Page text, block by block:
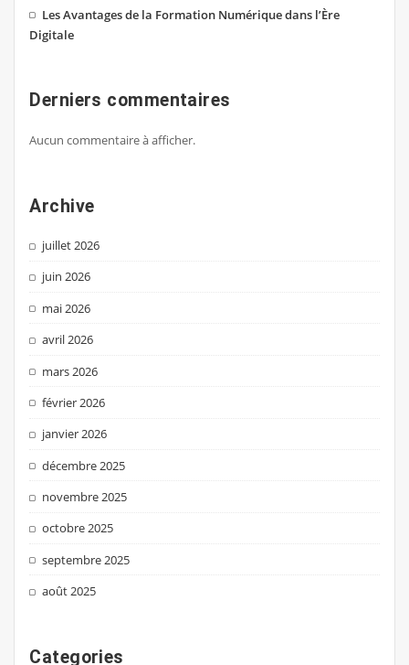
Les Avantages de la Formation Numérique dans l’Ère
Digitale
Derniers commentaires
Aucun commentaire à afficher.
Archive
juillet 2026
juin 2026
mai 2026
avril 2026
mars 2026
février 2026
janvier 2026
décembre 2025
novembre 2025
octobre 2025
septembre 2025
août 2025
Categories